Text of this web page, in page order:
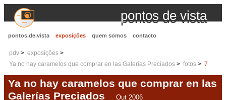
pontos de vista
pontos.de.vista exposições quem somos contacto
pdv
exposições
Ya no hay caramelos que comprar en las Galerías Preciados
fotos 7
Ya no hay caramelos que comprar en las
Galerías Preciados
Out 2006